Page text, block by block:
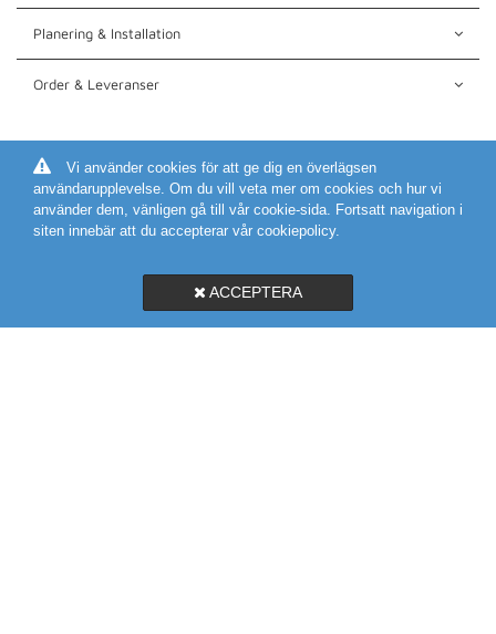
Planering & Installation
Order & Leveranser
Vi använder cookies för att ge dig en överlägsen
användarupplevelse. Om du vill veta mer om cookies och hur vi
använder dem, vänligen gå till vår cookie-sida. Fortsatt navigation i
siten innebär att du accepterar vår cookiepolicy.
ACCEPTERA